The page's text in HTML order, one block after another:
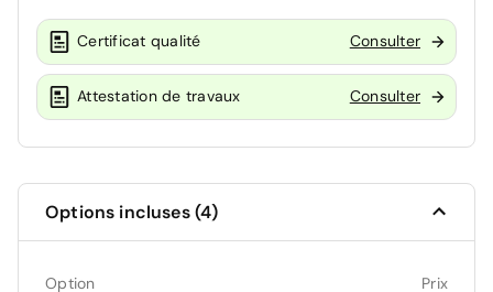
Certificat qualité Consulter
Attestation de travaux Consulter
Options incluses (4)
Option Prix